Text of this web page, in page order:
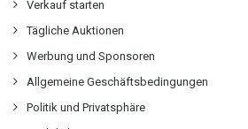
Verkauf starten
Tägliche Auktionen
Werbung und Sponsoren
Allgemeine Geschäftsbedingungen
Politik und Privatsphäre